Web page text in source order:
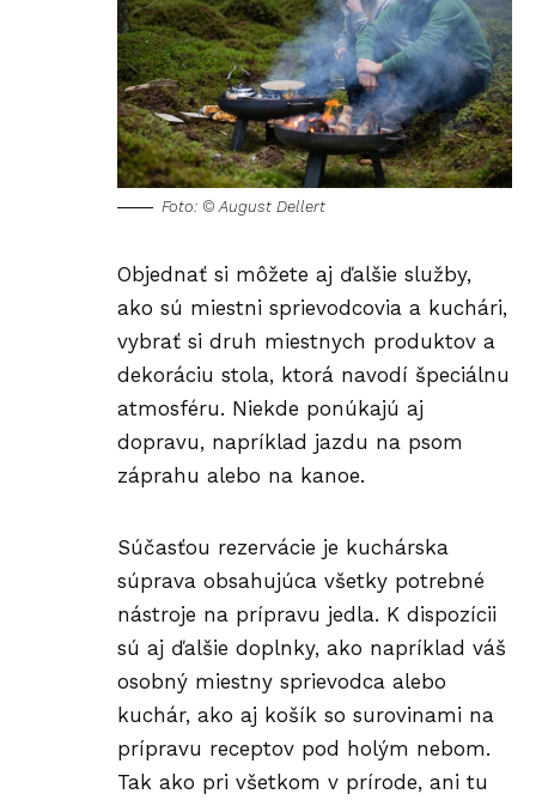
Foto: © August Dellert
Objednať si môžete aj ďalšie služby,
ako sú miestni sprievodcovia a kuchári,
vybrať si druh miestnych produktov a
dekoráciu stola, ktorá navodí špeciálnu
atmosféru. Niekde ponúkajú aj
dopravu, napríklad jazdu na psom
záprahu alebo na kanoe.
Súčasťou rezervácie je kuchárska
súprava obsahujúca všetky potrebné
nástroje na prípravu jedla. K dispozícii
sú aj ďalšie doplnky, ako napríklad váš
osobný miestny sprievodca alebo
kuchár, ako aj košík so surovinami na
prípravu receptov pod holým nebom.
Tak ako pri všetkom v prírode, ani tu